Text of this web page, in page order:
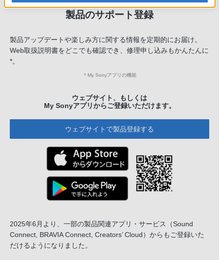
製品のサポート登録
製品アップデートや楽しみ方に関する情報を定期的にお届け。
Web取扱説明書をどこでも確認でき、修理申し込みもかんたんに
*。
＊ My Sonyアプリの機能
ウェブサイト、もしくは
My Sonyアプリからご登録いただけます。
ウェブサイトで製品登録する
2025年6月より、一部の製品関連アプリ・サービス
（Sound
Connect, BRAVIA Connect, Creators’ Cloud）からもご登録いた
だけるようになりました。